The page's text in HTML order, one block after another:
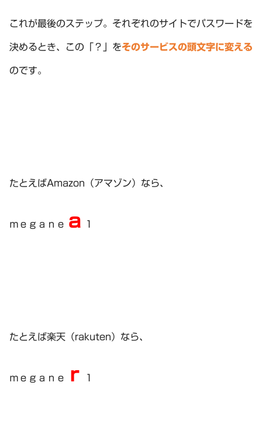
これが最後のステップ。それぞれのサイトでパスワードを
決めるとき、この「？」をそのサービスの頭文字に変える
のです。
たとえばAmazon（アマゾン）なら、
ｍｅｇａｎｅ ａ １
たとえば楽天（rakuten）なら、
ｍｅｇａｎｅ ｒ １